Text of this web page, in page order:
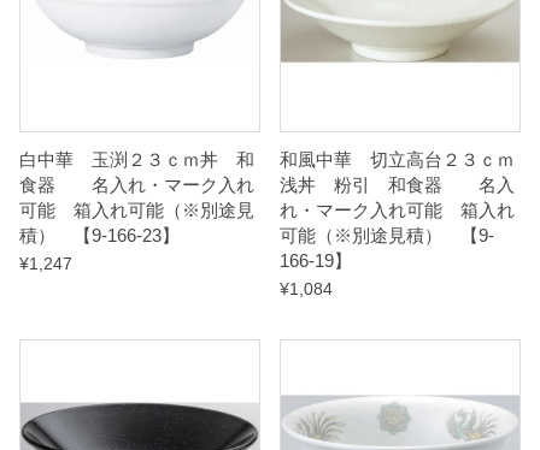
別
途
見
積
-
白中華 玉渕２３ｃｍ丼 和
食器 名入れ・マーク入れ
可能 箱入れ可能（※別途見
積） 【9-166-23】
¥1,247
和風中華 切立高台２３ｃｍ
浅丼 粉引 和食器 名入
れ・マーク入れ可能 箱入れ
可能（※別途見積） 【9-
166-19】
¥1,084